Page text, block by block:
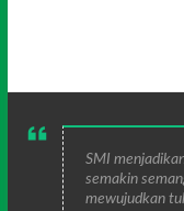
SMI
semakin
mewujudkan